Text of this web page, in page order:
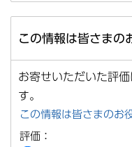
この情報は皆さまの
お寄せいただいた評
す。
この情報は皆さまのお
評価：